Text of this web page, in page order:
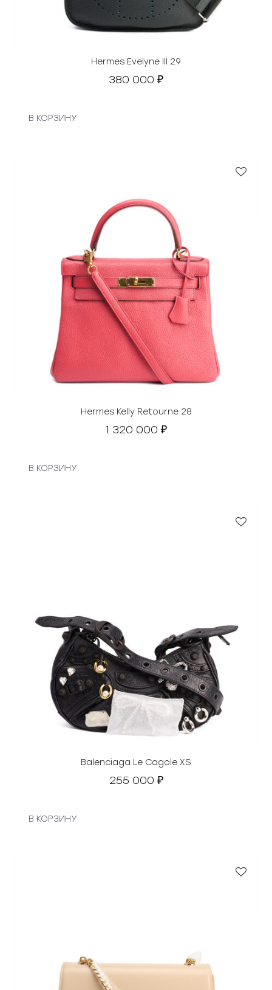
Hermes Evelyne III 29
380 000 ₽
В КОРЗИНУ
Hermes Kelly Retourne 28
1 320 000 ₽
В КОРЗИНУ
Balenciaga Le Cagole XS
255 000 ₽
В КОРЗИНУ